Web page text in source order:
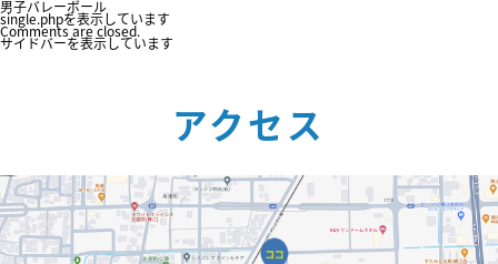
男子バレーボール
single.phpを表示しています
Comments are closed.
サイドバーを表示しています
アクセス